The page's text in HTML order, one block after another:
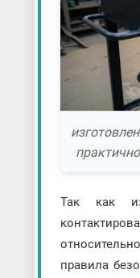
Так как
правила